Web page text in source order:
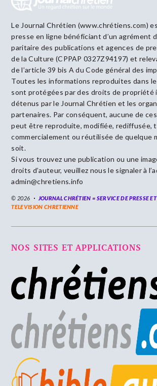
Le Journal Chrétien (www.chrétiens.com)
presse en ligne bénéficiant d’un agrément
paritaire des publications et agences de
de la Culture (CPPAP 0327Z94197) et
de l’article 39 bis A du Code général des
Toutes les informations reproduites dans
sont protégées par des droits de propriété
détenus par le Journal Chrétien et les
partenaires. Par conséquent, aucune de
peut être reproduite, modifiée, rediffusée,
commercialement ou réutilisée de quelque
soit.
Si vous trouvez une publication ou une
droits d’auteur, veuillez nous le signaler à
admin@chretiens.info
© 2026 JOURNAL CHRÉTIEN = SERVICE DE PRESSE
TELEVISION CHRETIENNE
NOS SITES ET APPLICATIONS